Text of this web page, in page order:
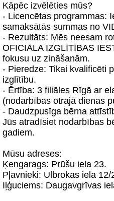
Kāpēc izvēlēties mūs?
- Licencētas programmas:
samaksātās summas no
- Rezultāts: Mēs neesam
OFICIĀLA IZGLĪTĪBAS
fokusu uz zināšanām.
- Pieredze: Tikai kvalificēti
izglītību.
- Ērtība: 3 filiāles Rīgā ar
(nodarbības otrajā dienas
- Daudzpusīga bērna
Jūs atradīsiet nodarbības
gadiem.
Mūsu adreses:
Ķengarags: Prūšu iela 23.
Pļavnieki: Ulbrokas iela 12/
Iļģuciems: Daugavgrīvas